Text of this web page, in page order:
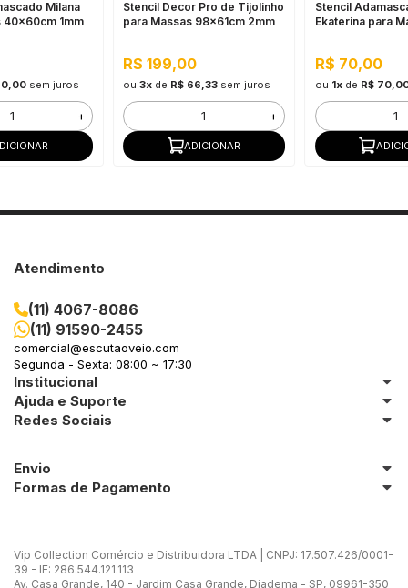
Milana
40x60cm 1mm
sem juros
+
Stencil Decor Pro de Tijolinho
para Massas 98x61cm 2mm
R$ 199,00
ou3x de R$ 66,33 sem juros
- +
ADICIONAR
Stencil
Ekaterina para
R$ 70,00
ou 1xde R$
-
Atendimento
(11) 4067-8086
(11) 91590-2455
comercial@escutaoveio.com
Segunda - Sexta: 08:00 ~ 17:30
Institucional
Ajuda e Suporte
Redes Sociais
Envio
Formas de Pagamento
Vip Collection Comércio e Distribuidora LTDA | CNPJ: 17.507.426/0001-
39 - IE: 286.544.121.113
Av. Casa Grande, 140 - Jardim Casa Grande, Diadema - SP, 09961-350